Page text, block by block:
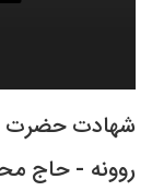
شهادت حضرت
روونه - حاج